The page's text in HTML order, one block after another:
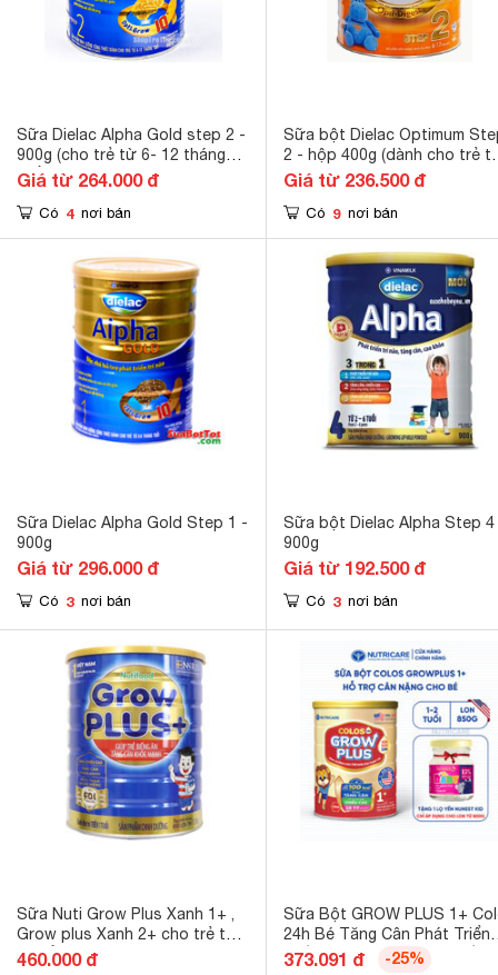
Sữa Dielac Alpha Gold step 2 -
900g (cho trẻ từ 6- 12 tháng
tuổi)
Giá từ 264.000 đ
Có 4 nơi bán
Sữa bột Dielac Optimum
2 - hộp 400g (dành cho trẻ
- 12 tháng)
Giá từ 236.500 đ
Có 9 nơi bán
Sữa Dielac Alpha Gold Step 1 -
900g
Giá từ 296.000 đ
Có 3 nơi bán
Sữa bột Dielac Alpha Step
900g
Giá từ 192.500 đ
Có 3 nơi bán
Sữa Nuti Grow Plus Xanh 1+ ,
Grow plus Xanh 2+ cho trẻ từ
1 tuổi trở lên 1,5kg
460.000 đ
Sữa Bột GROW PLUS 1+
24h Bé Tăng Cân Phát Triển
Chiều Cao Tăng Cường Đề
373.091 đ -25%